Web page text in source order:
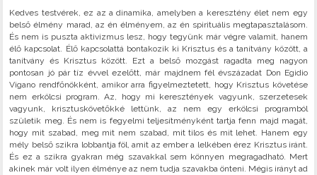
Kedves testvérek, ez az a dinamika, amelyben a keresztény élet nem egy
belső élmény marad, az én élményem, az én spirituális megtapasztalásom.
És nem is puszta aktivizmus lesz, hogy tegyünk már végre valamit, hanem
élő kapcsolat. Élő kapcsolattá bontakozik ki Krisztus és a tanítvány között, a
tanítvány és Krisztus között. Ezt a belső mozgást ragadta meg nagyon
pontosan jó pár tíz évvel ezelőtt, már majdnem fél évszázadat Don Egidio
Vigano rendfőnökként, amikor arra figyelmeztetett, hogy Krisztus követése
nem erkölcsi program. Az, hogy mi keresztények vagyunk, szerzetesek
vagyunk, krisztuskövetőkké lettünk, az nem egy erkölcsi programból
születik meg. És nem is fegyelmi teljesítményként tartja fenn majd magát,
hogy mit szabad, meg mit nem szabad, mit tilos és mit lehet. Hanem egy
mély belső szikra lobbantja föl, amit az ember a lelkében érez Krisztus iránt.
És ez a szikra gyakran még szavakkal sem könnyen megragadható. Mert
akinek már volt ilyen élménye az nem tudja szavakba önteni. Mégis irányt ad